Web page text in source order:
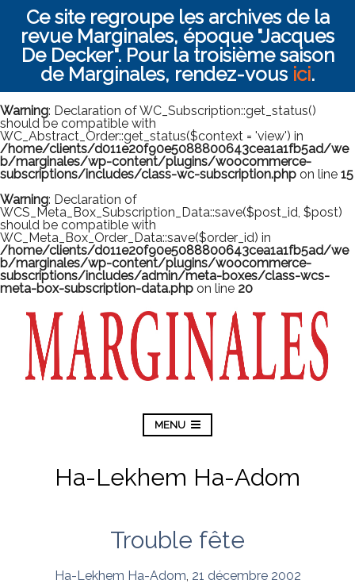
Ce site regroupe les archives de la
revue Marginales, époque "Jacques
De Decker". Pour la troisième saison
de Marginales, rendez-vous ici.
Warning: Declaration of WC_Subscription::get_status()
should be compatible with
WC_Abstract_Order::get_status($context = 'view') in
/home/clients/d011e20f90e5088800643cea1a1fb5ad/we
b/marginales/wp-content/plugins/woocommerce-
subscriptions/includes/class-wc-subscription.php on line 15
Warning: Declaration of
WCS_Meta_Box_Subscription_Data::save($post_id, $post)
should be compatible with
WC_Meta_Box_Order_Data::save($order_id) in
/home/clients/d011e20f90e5088800643cea1a1fb5ad/we
b/marginales/wp-content/plugins/woocommerce-
subscriptions/includes/admin/meta-boxes/class-wcs-
meta-box-subscription-data.php on line 20
MENU
Ha-Lekhem Ha-Adom
Trouble fête
Ha-Lekhem Ha-Adom, 21 décembre 2002